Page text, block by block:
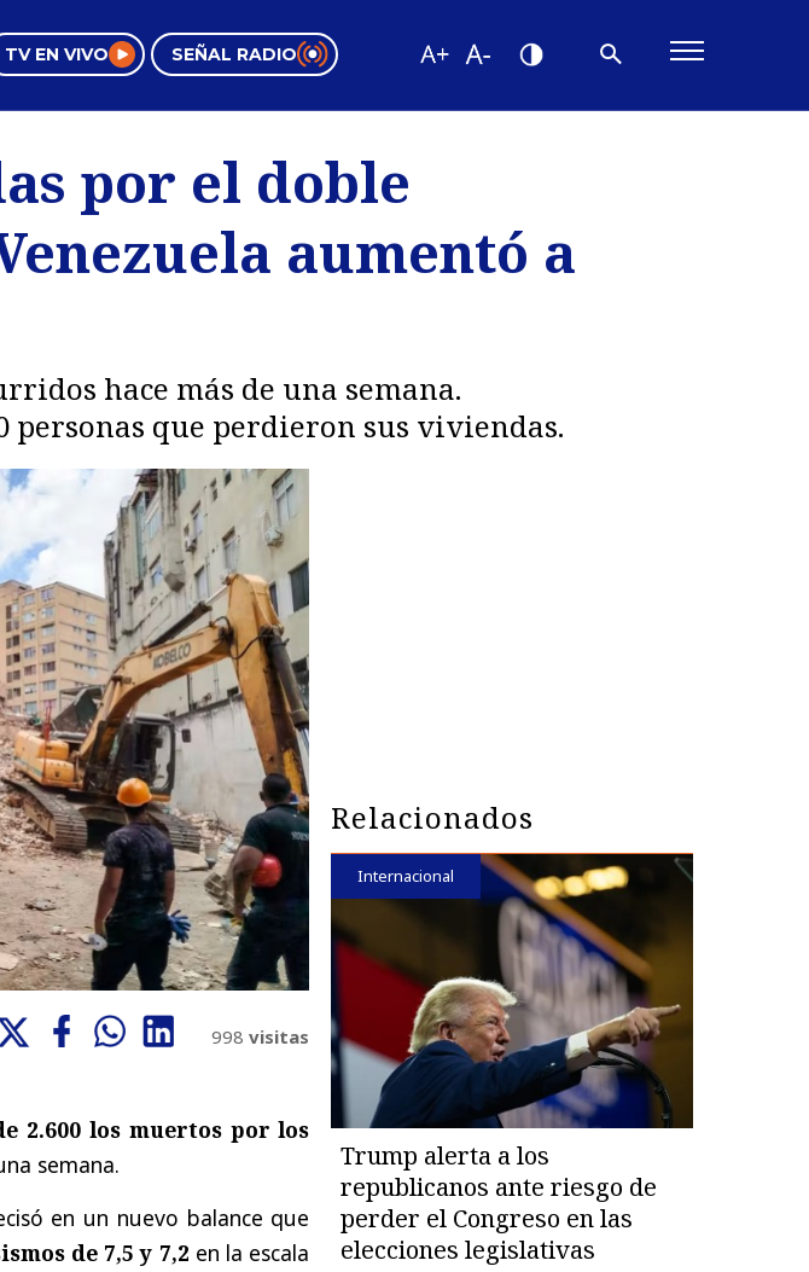
TV EN VIVO SEÑAL RADIO
Tendencias
Videos
por el doble
aumentó a
hace más de una semana.
personas que perdieron sus viviendas.
998 visitas
2.600 los muertos por los
semana.
en un nuevo balance que
de 7,5 y 7,2 en la escala
Relacionados
Internacional
Trump alerta a los
republicanos ante riesgo de
perder el Congreso en las
elecciones legislativas